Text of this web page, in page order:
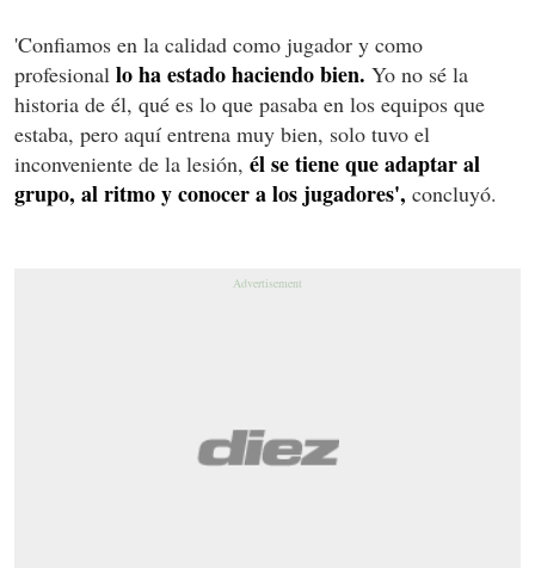
'Confiamos en la calidad como jugador y como
profesional lo ha estado haciendo bien. Yo no sé la
historia de él, qué es lo que pasaba en los equipos que
estaba, pero aquí entrena muy bien, solo tuvo el
inconveniente de la lesión, él se tiene que adaptar al
grupo, al ritmo y conocer a los jugadores', concluyó.